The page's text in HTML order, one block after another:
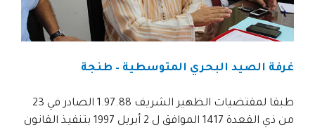
غرفة الصيد البحري المتوسطية – طنجة
طبقا لمقتضيات الظهير الشريف 1.97.88 الصادر في 23
من ذي القعدة 1417 الموافق ل 2 أبريل 1997 بتنفيذ القانون